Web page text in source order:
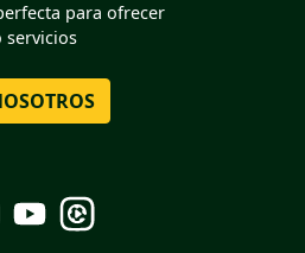
para ofrecer
servicios